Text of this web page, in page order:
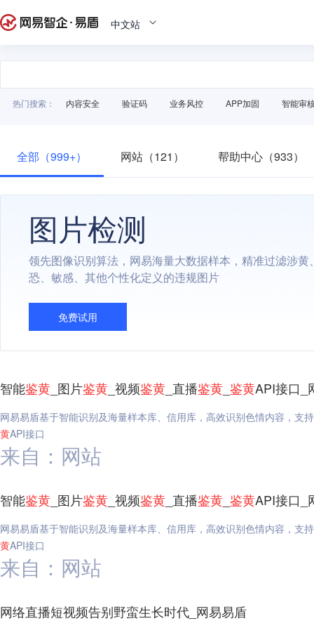
中文站
热门搜索： 内容安全 验证码 业务风控 APP加固 智能审
全部（999+） 网站（121） 帮助中心（933）
图片检测
领先图像识别算法，网易海量大数据样本，精准过滤涉黄
恐、敏感、其他个性化定义的违规图片
免费试用
智能鉴黄 _图片鉴黄 _视频鉴黄 _直播鉴黄 鉴黄API接口_
网易易盾基于智能识别及海量样本库、信用库，高效识别色情内容，支
黄API接口
来自：网站
智能鉴黄 _图片鉴黄 _视频鉴黄 _直播鉴黄 鉴黄API接口_
网易易盾基于智能识别及海量样本库、信用库，高效识别色情内容，支
黄API接口
来自：网站
网络直播短视频告别野蛮生长时代_网易易盾